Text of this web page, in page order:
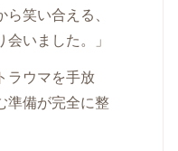
ら笑い合える、
いました。」
ラウマを手放
準備が完全に整